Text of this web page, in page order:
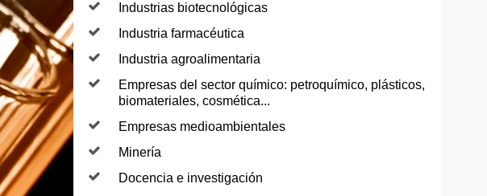
Industrias biotecnológicas
Industria farmacéutica
Industria agroalimentaria
Empresas del sector químico: petroquímico, plásticos,
biomateriales, cosmética...
Empresas medioambientales
Minería
Docencia e investigación